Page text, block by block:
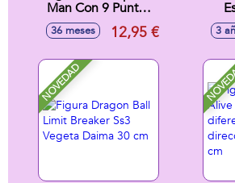
Man Con 9 Puntos
de Articulacion. 30
cm
36 meses 12,95 € 3
NOVEDAD